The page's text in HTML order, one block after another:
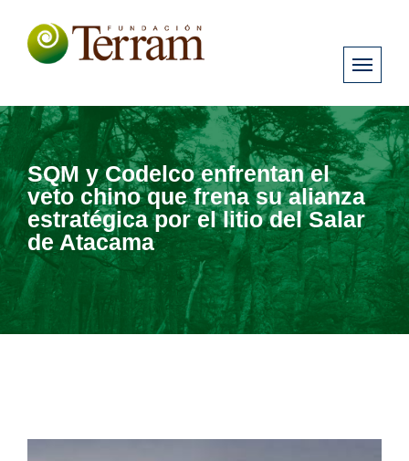
SQM y Codelco enfrentan el
veto chino que frena su alianza
estratégica por el litio del Salar
de Atacama